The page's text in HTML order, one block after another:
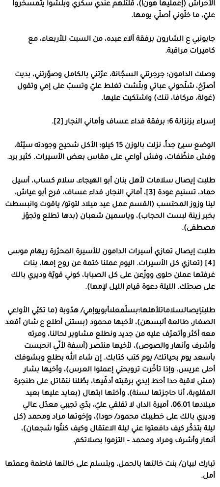
الأحراش (إعمليها هون!)، قلتلهم عندي سكّري وبلّشوا يتمسخروا
عليّ، ما خلّوني أصلّي يومها.
جابونبي ع الشارون برفقة آلاء عبده، من السبت للأربعاء، مع
كاميرات مراقبة.
وصلت الدامون؛ جرجرتني السجّانة، عرّتني بالكامل وصوّرتني، بديت
أصرّخ، شلّحوني عباتي وبلّشت تغلط عليّ وتسبّ على إمي وتقول
(غولة، مركافا، تنك) واشتكيت عليها.
إسراء بزنزانة ؛ برفقة فداء عساف وأماني النجار [2]
.
الوضع سيئ جداً، نزلت بالوزن
كيلو؛ الأكل شحيح وجودته سيّئة،
وفش منظّفات، وفش أواعي على مقاس بعض الأسيرات. كثير برد.
طلبت إيصال سلامات لأهل بنان أبو الهيجاء، سلام كساب، أسيل
حماد، تسنيم عودة [3] ، أماني النجار، فداء عساف، فرح أبو عياش،
لينا وزوز المحتسب (القسم عمل عيد ميلاد لتوتو/ ياقوت وانبسطت
بخبر زينة لبست الحجاب)، وياسمين شعبان (بدها تطلع وتجوّز
مصطفى).
طلبت إيصال تعازي أسيرات الدامون للأسيرة المحرّرة ريهام موسى
[4]
(تعازي كل الأسيرات. اليوم عملنا ختمة عن روح إمها، بنات
غرفتها عملن حلوى ووزّعن على كل الصبابا، كوني قويّة وديري بالك
على صحتك. الليلة دعوة قيام الليل لإمها).
طلبتإيصالسلاماتلأهلها؛بسلّمعلىأبويوإمي/هدّوبة (ما تكبّي الأواعي
الصغار، طالعة ألبسهن)، لأخيها محمود (بستنى أطلع ع شان أقعد
معه أكثر وأتعرّف عليه من جديد ونطلع مشاوير لحالنا، ومرته
وأشرف وأنهار والصوص)، لأخيها منتصر(آسفة لأنّي انحبست
بأسعد يوم بحياتك/ يوم كتب كتابك. إن شاء الله بطلع وبشوفك
أحلى عريس، وإذا تأخّرت ترويحتي إعملوا العرس)، وأخيها بشار
(مش لاقية حدا أحط إيدي برقبته أدفّيها، بطّلنا نتقاتل على طنجرة
المقلوبة، أنا حاجزتها لسنة)، وأختها ابتهال (بعايد عليها بعيد
ميلادها
، أميرة الدار، لا تقلقي عليّ، بدّي تجيبي معدّل عالي
وديري بالك على خطيبك محمود/حودا)، وإخوتها مراد ومحمد (كل
ليلة بتذكّر كيف دافعتوا عني ليلة الاعتقال وكيف كنتُوا شجعان)،
أنهار وأشرف ومراد ومحمد – التزموا بصلاتكم.
تبارك لبيان/ بنت خالتها بالحمل، وبتسلم على خالتها فاطمة وعمتها
أمل.